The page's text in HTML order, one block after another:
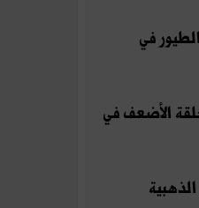
في
الأضعف في